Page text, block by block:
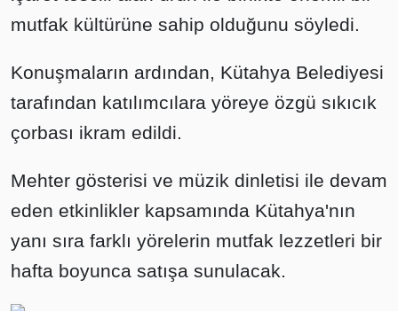
mutfak kültürüne sahip olduğunu söyledi.
Konuşmaların ardından, Kütahya Belediyesi
tarafından katılımcılara yöreye özgü sıkıcık
çorbası ikram edildi.
Mehter gösterisi ve müzik dinletisi ile devam
eden etkinlikler kapsamında Kütahya'nın
yanı sıra farklı yörelerin mutfak lezzetleri bir
hafta boyunca satışa sunulacak.